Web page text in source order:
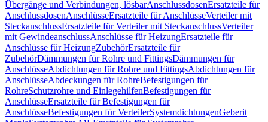
Übergänge und Verbindungen, lösbarAnschlussdosenErsatzteile für
AnschlussdosenAnschlüsseErsatzteile für AnschlüsseVerteiler mit
SteckanschlussErsatzteile für Verteiler mit SteckanschlussVerteiler
mit GewindeanschlussAnschlüsse für HeizungErsatzteile für
Anschlüsse für HeizungZubehörErsatzteile für
ZubehörDämmungen für Rohre und FittingsDämmungen für
AnschlüsseAbdichtungen für Rohre und FittingsAbdichtungen für
AnschlüsseAbdeckungen für RohreBefestigungen für
RohreSchutzrohre und EinlegehilfenBefestigungen für
AnschlüsseErsatzteile für Befestigungen für
AnschlüsseBefestigungen für VerteilerSystemdichtungenGeberit